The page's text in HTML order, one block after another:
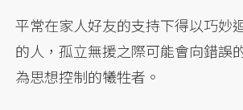
平常在家人好友的支持下得以巧妙
的人，孤立無援之際可能會向錯誤
為思想控制的犧牲者。